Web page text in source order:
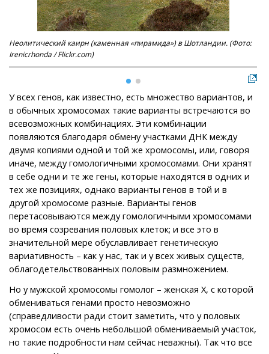
Неолитический каирн (каменная «пирамида») в Шотландии. (Фото:
Irenicrhonda / Flickr.com)
У всех генов, как известно, есть множество вариантов, и
в обычных хромосомах такие варианты встречаются во
всевозможных комбинациях. Эти комбинации
появляются благодаря обмену участками ДНК между
двумя копиями одной и той же хромосомы, или, говоря
иначе, между гомологичными хромосомами. Они хранят
в себе одни и те же гены, которые находятся в одних и
тех же позициях, однако варианты генов в той и в
другой хромосоме разные. Варианты генов
перетасовываются между гомологичными хромосомами
во время созревания половых клеток; и все это в
значительной мере обуславливает генетическую
вариативность – как у нас, так и у всех живых существ,
облагодетельствованных половым размножением.
Но у мужской хромосомы гомолог – женская X, с которой
обмениваться генами просто невозможно
(справедливости ради стоит заметить, что у половых
хромосом есть очень небольшой обмениваемый участок,
но такие подробности нам сейчас неважны). Так что все